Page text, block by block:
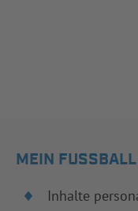
MEIN FUSSBALL
Inhalte